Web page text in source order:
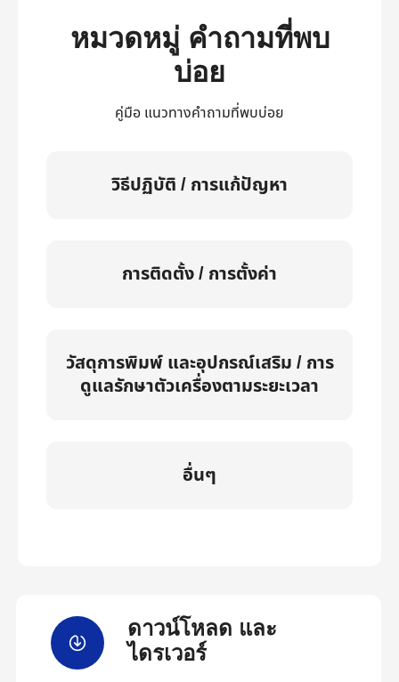
หมวดหมู่ คำถามที่พบ
บ่อย
คู่มือ แนวทางคำถามที่พบบ่อย
วิธีปฏิบัติ / การแก้ปัญหา
การติดตั้ง / การตั้งค่า
วัสดุการพิมพ์ และอุปกรณ์เสริม / การ
ดูแลรักษาตัวเครื่องตามระยะเวลา
อื่นๆ
ดาวน์โหลด และ
ไดรเวอร์